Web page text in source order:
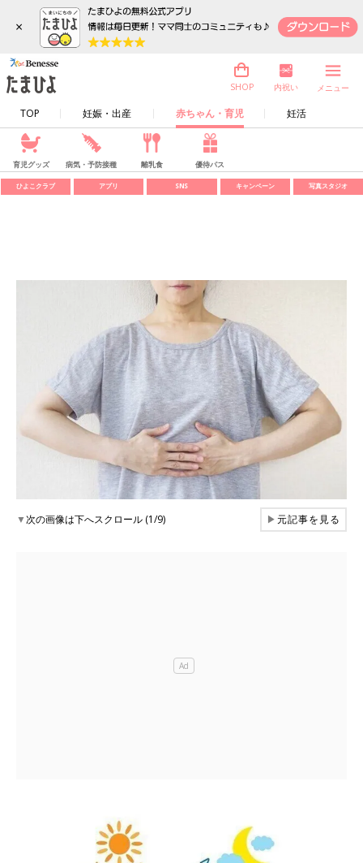
×
TOP 妊娠・出産 赤ちゃん・育児 妊活
SHOP 内祝い メニュー
育児グッズ 病気・予防接種 離乳食 優待パス
ひよこクラブ アプリ SNS キャンペーン 写真スタジオ
▼次の画像は下へスクロール (1/9) ▶元記事を見る